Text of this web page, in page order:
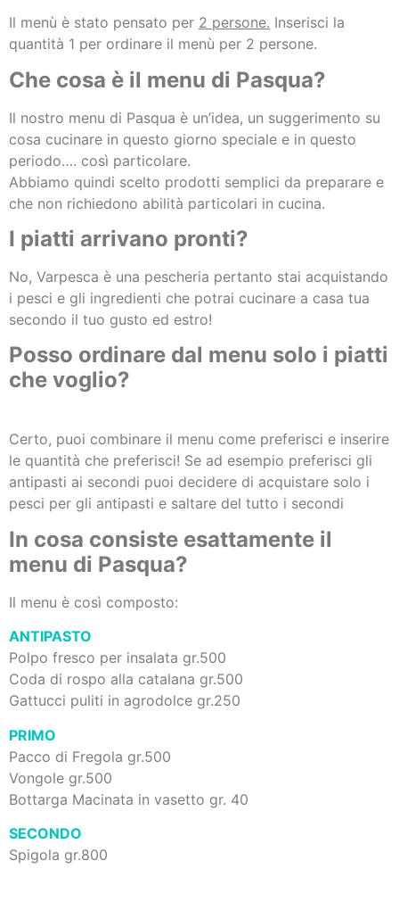
Il menù è stato pensato per 2 persone. Inserisci la
quantità 1 per ordinare il menù per 2 persone.
Che cosa è il menu di Pasqua?
Il nostro menu di Pasqua è un’idea, un suggerimento su
cosa cucinare in questo giorno speciale e in questo
periodo…. così particolare.
Abbiamo quindi scelto prodotti semplici da preparare e
che non richiedono abilità particolari in cucina.
I piatti arrivano pronti?
No, Varpesca è una pescheria pertanto stai acquistando
i pesci e gli ingredienti che potrai cucinare a casa tua
secondo il tuo gusto ed estro!
Posso ordinare dal menu solo i piatti
che voglio?
Certo, puoi combinare il menu come preferisci e inserire
le quantità che preferisci! Se ad esempio preferisci gli
antipasti ai secondi puoi decidere di acquistare solo i
pesci per gli antipasti e saltare del tutto i secondi
In cosa consiste esattamente il
menu di Pasqua?
Il menu è così composto:
ANTIPASTO
Polpo fresco per insalata gr.500
Coda di rospo alla catalana gr.500
Gattucci puliti in agrodolce gr.250
PRIMO
Pacco di Fregola gr.500
Vongole gr.500
Bottarga Macinata in vasetto gr. 40
SECONDO
Spigola gr.800